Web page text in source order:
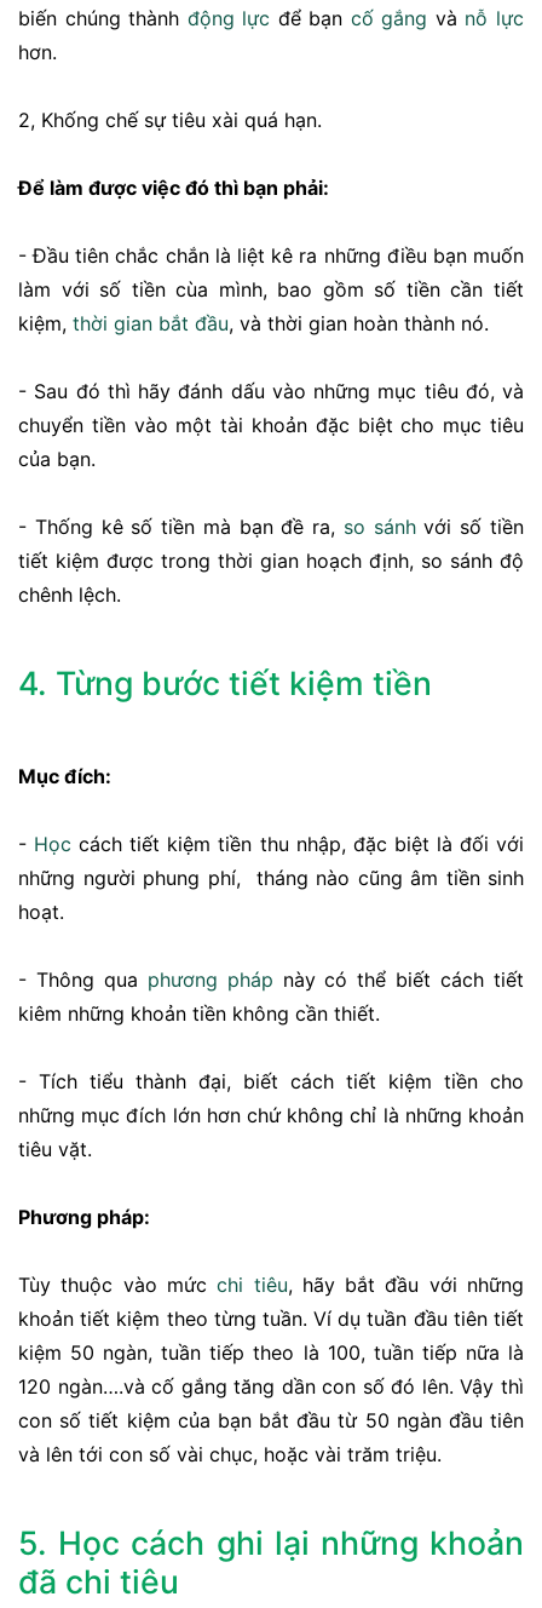
biến chúng thành động lực để bạn cố gắng và nỗ lực
hơn.
2, Khống chế sự tiêu xài quá hạn.
Để làm được việc đó thì bạn phải:
- Đầu tiên chắc chắn là liệt kê ra những điều bạn muốn
làm với số tiền cùa mình, bao gồm số tiền cần tiết
kiệm, thời gian bắt đầu, và thời gian hoàn thành nó.
- Sau đó thì hãy đánh dấu vào những mục tiêu đó, và
chuyển tiền vào một tài khoản đặc biệt cho mục tiêu
của bạn.
- Thống kê số tiền mà bạn đề ra, so sánhvới số tiền
tiết kiệm được trong thời gian hoạch định, so sánh độ
chênh lệch.
4. Từng bước tiết kiệm tiền
Mục đích:
- Học cách tiết kiệm tiền thu nhập, đặc biệt là đối với
những người phung phí, tháng nào cũng âm tiền sinh
hoạt.
- Thông qua phương pháp này có thể biết cách tiết
kiêm những khoản tiền không cần thiết.
- Tích tiểu thành đại, biết cách tiết kiệm tiền cho
những mục đích lớn hơn chứ không chỉ là những khoản
tiêu vặt.
Phương pháp:
Tùy thuộc vào mứcchi tiêu, hãy bắt đầu với những
khoản tiết kiệm theo từng tuần. Ví dụ tuần đầu tiên tiết
kiệm 50 ngàn, tuần tiếp theo là 100, tuần tiếp nữa là
120 ngàn….và cố gắng tăng dần con số đó lên. Vậy thì
con số tiết kiệm của bạn bắt đầu từ 50 ngàn đầu tiên
và lên tới con số vài chục, hoặc vài trăm triệu.
5. Học cách ghi lại những khoản
đã chi tiêu